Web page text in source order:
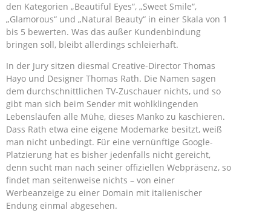
den Kategorien „Beautiful Eyes“, „Sweet Smile“,
„Glamorous“ und „Natural Beauty“ in einer Skala von 1
bis 5 bewerten. Was das außer Kundenbindung
bringen soll, bleibt allerdings schleierhaft.
In der Jury sitzen diesmal Creative-Director Thomas
Hayo und Designer Thomas Rath. Die Namen sagen
dem durchschnittlichen TV-Zuschauer nichts, und so
gibt man sich beim Sender mit wohlklingenden
Lebensläufen alle Mühe, dieses Manko zu kaschieren.
Dass Rath etwa eine eigene Modemarke besitzt, weiß
man nicht unbedingt. Für eine vernünftige Google-
Platzierung hat es bisher jedenfalls nicht gereicht,
denn sucht man nach seiner offiziellen Webpräsenz, so
findet man seitenweise nichts – von einer
Werbeanzeige zu einer Domain mit italienischer
Endung einmal abgesehen.